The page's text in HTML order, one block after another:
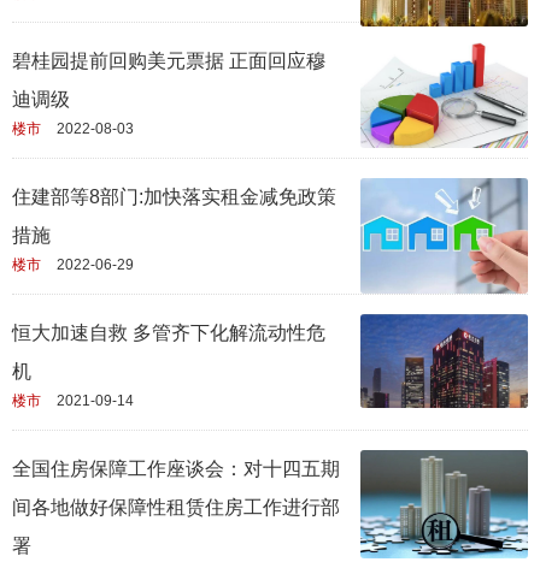
碧桂园提前回购美元票据 正面回应穆
迪调级
楼市 2022-08-03
住建部等8部门:加快落实租金减免政策
措施
楼市 2022-06-29
恒大加速自救 多管齐下化解流动性危
机
楼市 2021-09-14
全国住房保障工作座谈会：对十四五期
间各地做好保障性租赁住房工作进行部
署